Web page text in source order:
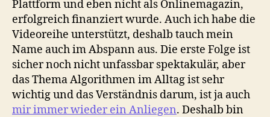
Plattform und eben nicht als Onlinemagazin,
erfolgreich finanziert wurde. Auch ich habe die
Videoreihe unterstützt, deshalb tauch mein
Name auch im Abspann aus. Die erste Folge ist
sicher noch nicht unfassbar spektakulär, aber
das Thema Algorithmen im Alltag ist sehr
wichtig und das Verständnis darum, ist ja auch
mir immer wieder ein Anliegen. Deshalb bin